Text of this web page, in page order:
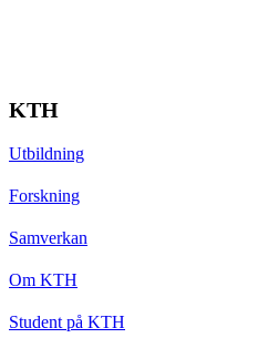
KTH
Utbildning
Forskning
Samverkan
Om KTH
Student på KTH